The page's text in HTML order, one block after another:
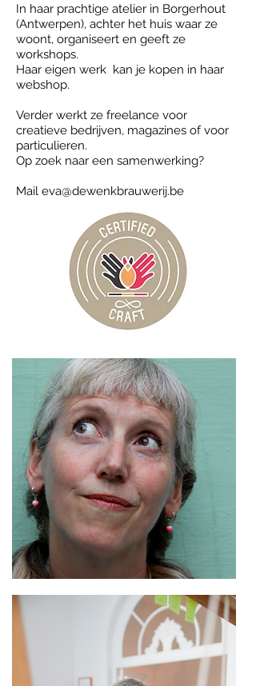
In haar prachtige atelier in Borgerhout
(Antwerpen), achter het huis waar ze
woont, organiseert en geeft ze
workshops.
Haar eigen werk kan je kopen in haar
webshop.
Verder werkt ze freelance voor
creatieve bedrijven, magazines of voor
particulieren.
Op zoek naar een samenwerking?
Mail eva@dewenkbrauwerij.be